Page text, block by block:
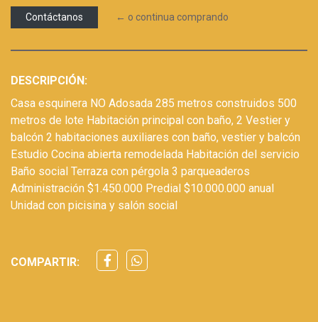
Contáctanos ← o continua comprando
DESCRIPCIÓN:
Casa esquinera NO Adosada 285 metros construidos 500
metros de lote Habitación principal con baño, 2 Vestier y
balcón 2 habitaciones auxiliares con baño, vestier y balcón
Estudio Cocina abierta remodelada Habitación del servicio
Baño social Terraza con pérgola 3 parqueaderos
Administración $1.450.000 Predial $10.000.000 anual
Unidad con picisina y salón social
COMPARTIR: